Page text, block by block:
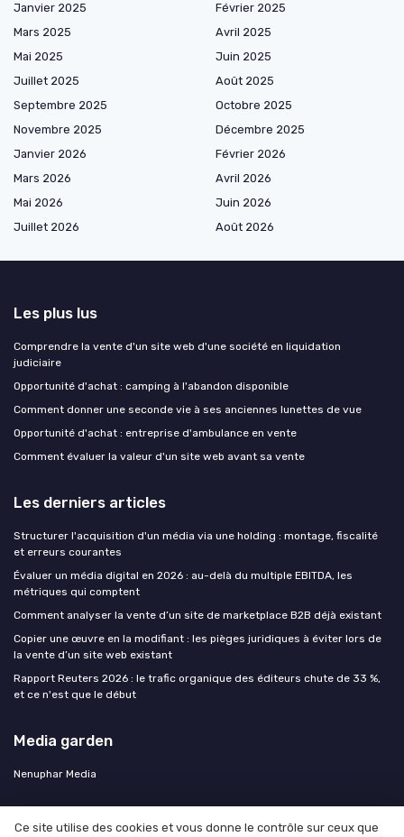
Janvier 2025
Février 2025
Mars 2025
Avril 2025
Mai 2025
Juin 2025
Juillet 2025
Août 2025
Septembre 2025
Octobre 2025
Novembre 2025
Décembre 2025
Janvier 2026
Février 2026
Mars 2026
Avril 2026
Mai 2026
Juin 2026
Juillet 2026
Août 2026
Les plus lus
Comprendre la vente d'un site web d'une société en liquidation
judiciaire
Opportunité d'achat : camping à l'abandon disponible
Comment donner une seconde vie à ses anciennes lunettes de vue
Opportunité d'achat : entreprise d'ambulance en vente
Comment évaluer la valeur d'un site web avant sa vente
Les derniers articles
Structurer l'acquisition d'un média via une holding : montage, fiscalité
et erreurs courantes
Évaluer un média digital en 2026 : au-delà du multiple EBITDA, les
métriques qui comptent
Comment analyser la vente d’un site de marketplace B2B déjà existant
Copier une œuvre en la modifiant : les pièges juridiques à éviter lors de
la vente d’un site web existant
Rapport Reuters 2026 : le trafic organique des éditeurs chute de 33 %,
et ce n'est que le début
Media garden
Nenuphar Media
Ce site utilise des cookies et vous donne le contrôle sur ceux que